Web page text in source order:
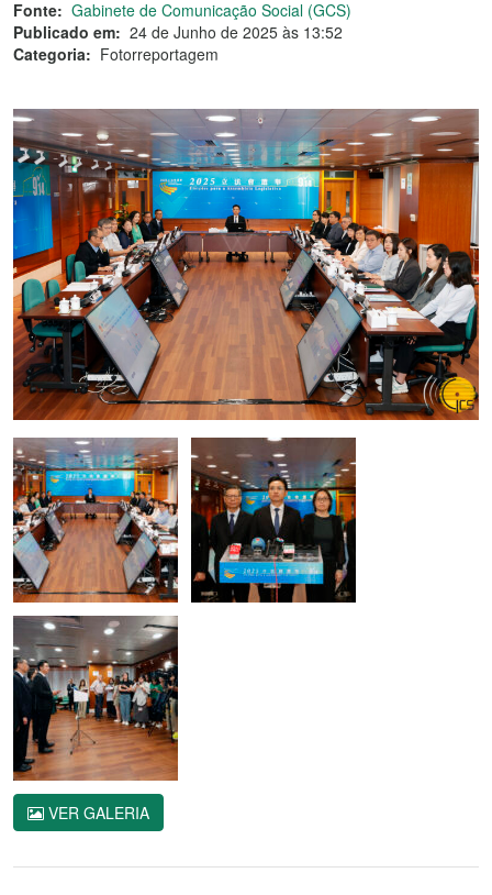
Fonte: Gabinete de Comunicação Social (GCS)
Publicado em: 24 de Junho de 2025 às 13:52
Categoria: Fotorreportagem
VER GALERIA